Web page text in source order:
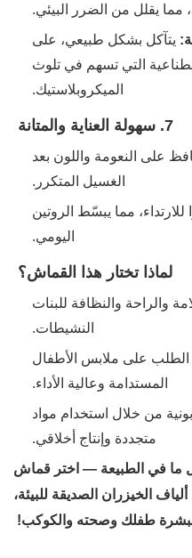
مما يقلل من الضرر البيئي.
‌يتآكل بشكل طبيعي، على
التي تسهم في تلوث
الميكروبلاستيك.
7. سهولة العناية والمتانة
على النعومة واللون بعد
الغسيل المتكرر.
للارتداء، مما يبسّط الروتين
اليومي.
لماذا تختار هذا القماش؟
والراحة والنظافة للبنات
النشيطات.
على ملابس الأطفال
المستدامة وعالية الأداء.
من خلال استخدام مواد
متجددة وإنتاج أخلاقي.
ما في الطبيعة — اختر قماش
الخيزران الصديقة للبيئة،
ببشرة طفلك وصحته والكوكب!